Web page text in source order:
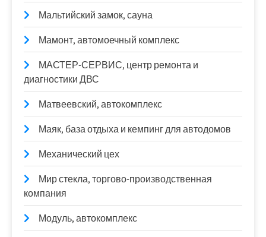
Мальтийский замок, сауна
Мамонт, автомоечный комплекс
МАСТЕР-СЕРВИС, центр ремонта и
диагностики ДВС
Матвеевский, автокомплекс
Маяк, база отдыха и кемпинг для автодомов
Механический цех
Мир стекла, торгово-производственная
компания
Модуль, автокомплекс